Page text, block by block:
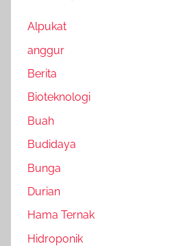
Alpukat
anggur
Berita
Bioteknologi
Buah
Budidaya
Bunga
Durian
Hama Ternak
Hidroponik